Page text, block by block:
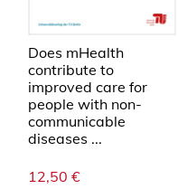
Does mHealth
contribute to
improved care for
people with non-
communicable
diseases ...
12,50 €